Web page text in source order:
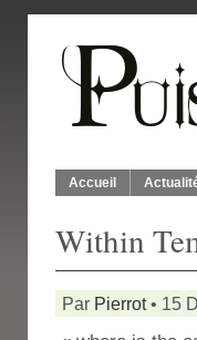
Accueil
Within
Par Pierrot• 15